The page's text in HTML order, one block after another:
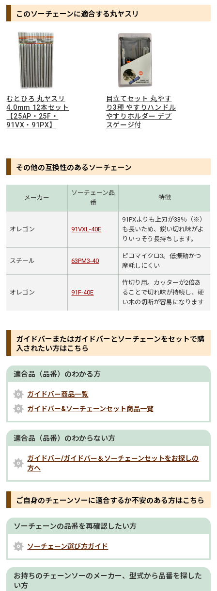
このソーチェーンに適合する丸ヤスリ
むとひろ 丸ヤスリ
4.0mm 12本セット
【25AP・25F・
91VX・91PX】
目立てセット 丸やす
り3種 やすりハンドル
やすりホルダー デプ
スゲージ付
その他の互換性のあるソーチェーン
メーカー
ソーチェーン品
番
特徴
オレゴン 91VXL-40E
91PXよりも上刃が33％（※）
も長いため、鋭い切れ味がよ
りいっそう長持ちします。
スチール 63PM3-40
ピコマイクロ3。低振動かつ
摩耗しにくい
オレゴン 91F-40E
竹切り用。カッターが2倍あ
ることで切れ味が持続し、硬
い木の切断が容易になります
ガイドバーまたはガイドバーとソーチェーンをセットで購
入されたい方はこちら
適合品（品番）のわかる方
ガイドバー商品一覧
ガイドバー&ソーチェーンセット商品一覧
適合品（品番）のわからない方
ガイドバー/ガイドバー＆ソーチェーンセットをお探しの
方へ
ご自身のチェーンソーに適合するか不安のある方はこちら
ソーチェーンの品番を再確認したい方
ソーチェーン選び方ガイド
お持ちのチェーンソーのメーカー、型式から品番を探した
い方